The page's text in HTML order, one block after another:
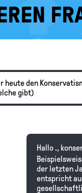
heute den
gibt)
Hallo .,
der letzten
entspricht